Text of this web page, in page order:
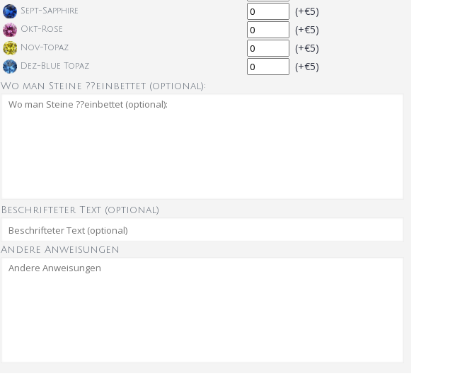
Sept-Sapphire (+€5)
Okt-Rose (+€5)
Nov-Topaz (+€5)
Dez-Blue Topaz (+€5)
Wo man Steine ??einbettet (optional):
Beschrifteter Text (optional)
Andere Anweisungen